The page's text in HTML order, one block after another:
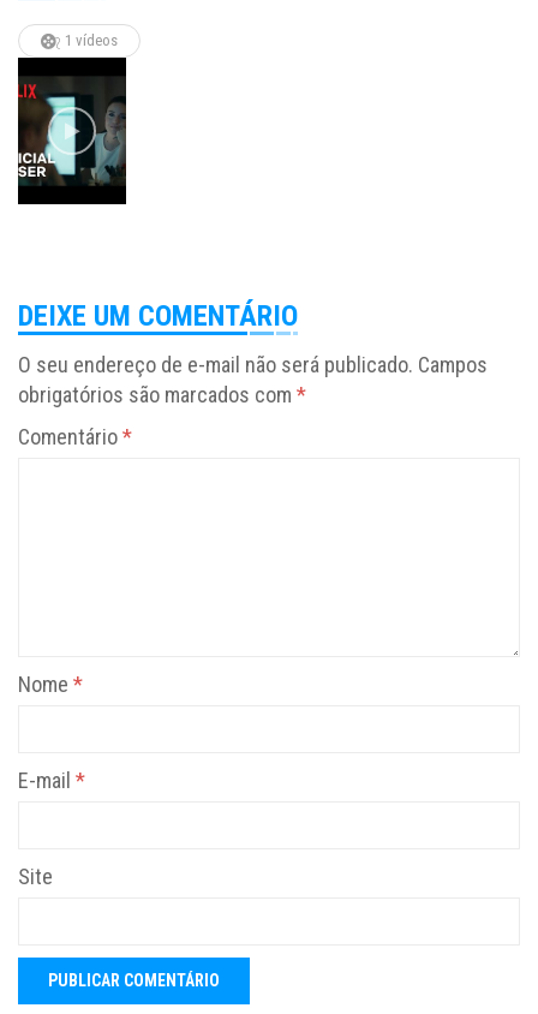
1 vídeos
DEIXE UM COMENTÁRIO
O seu endereço de e-mail não será publicado. Campos
obrigatórios são marcados com *
Comentário*
Nome *
E-mail *
Site